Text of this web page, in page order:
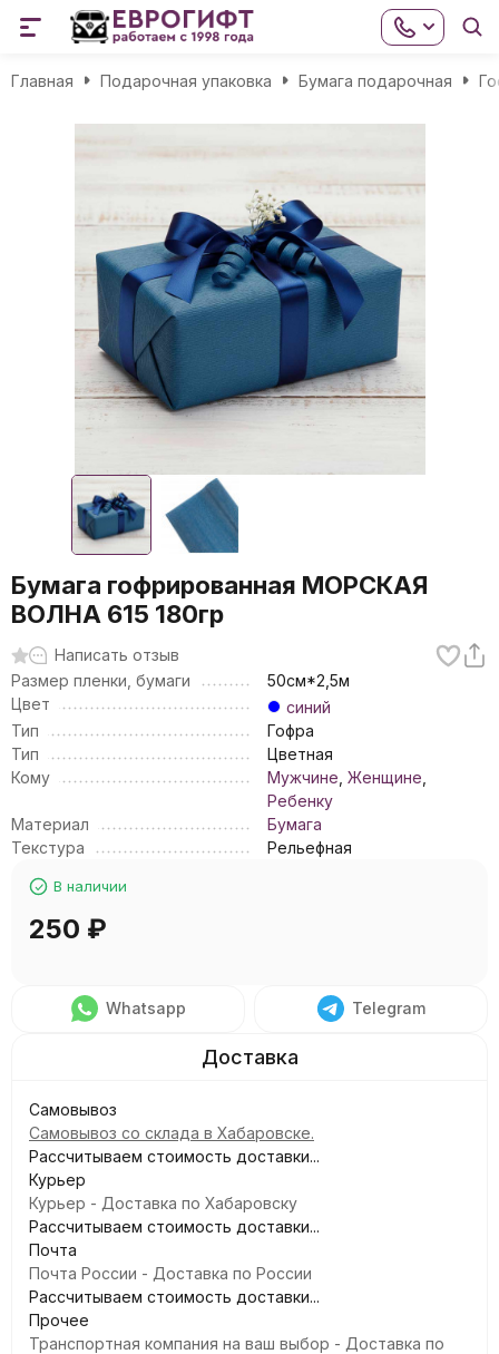
Главная Подарочная упаковка Бумага подарочная
Бумага гофрированная МОРСКАЯ
ВОЛНА 615 180гр
Написать отзыв
Размер пленки, бумаги
50см*2,5м
Цвет
синий
Тип
Гофра
Тип
Цветная
Кому
Мужчине Женщине
Ребенку
Материал
Бумага
Текстура
Рельефная
В наличии
250 ₽
Whatsapp Telegram
Самовывоз
Самовывоз со склада в Хабаровске.
Рассчитываем стоимость доставки...
Курьер
Курьер - Доставка по Хабаровску
Рассчитываем стоимость доставки...
Почта
Почта России - Доставка по России
Рассчитываем стоимость доставки...
Прочее
Транспортная компания на ваш выбор - Доставка по